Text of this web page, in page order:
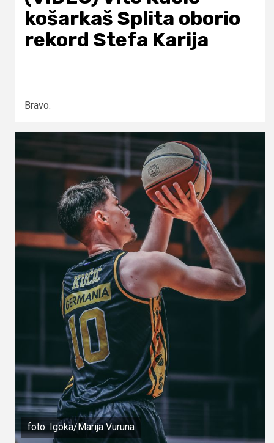
košarkaš Splita oborio
rekord Stefa Karija
Bravo.
foto: Igoka/Marija Vuruna